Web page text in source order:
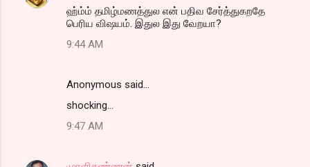
ஹ்ம்ம் தமிழ்மணத்துல என் பதிவ சேர்த்துகறதே
பெரிய விஷயம். இதுல இது வேறயா?
9:44 AM
Anonymous said…
shocking...
9:47 AM